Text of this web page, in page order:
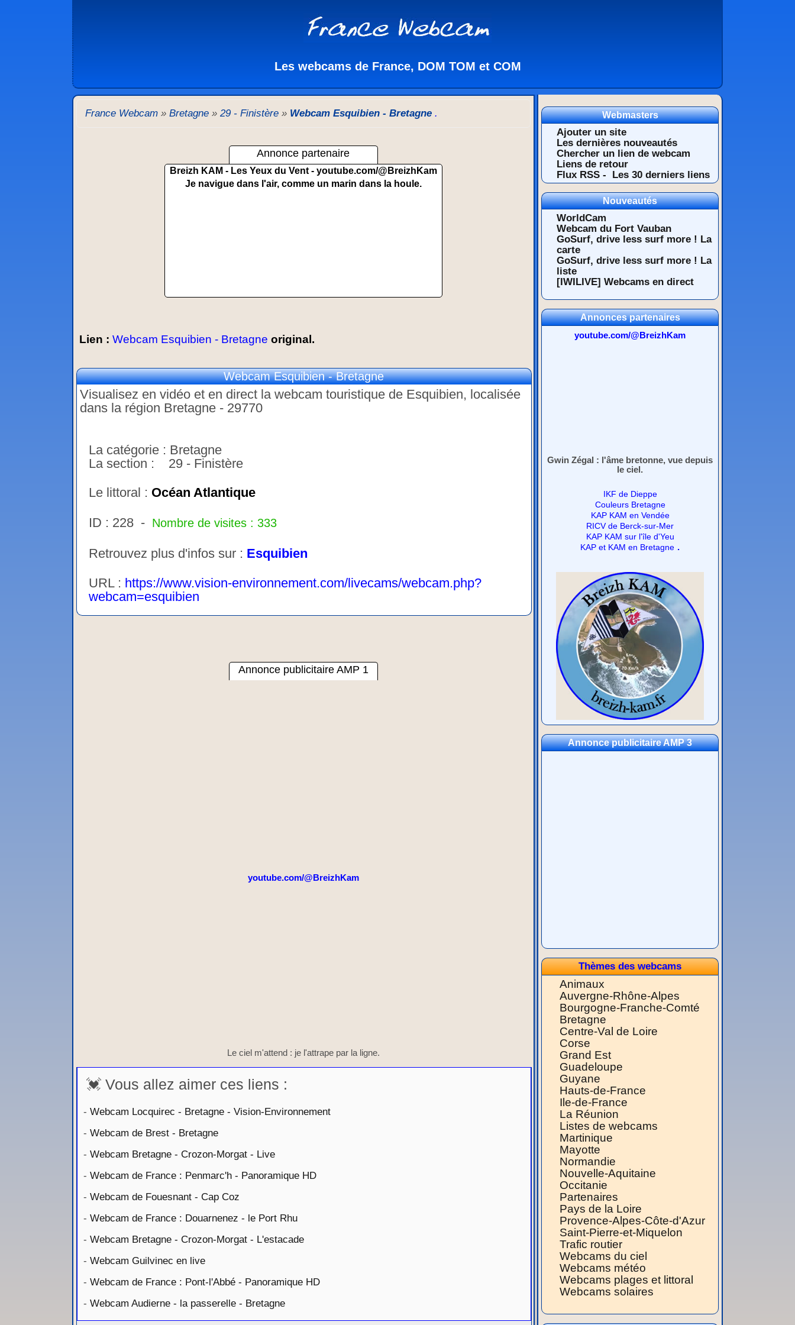
Les webcams de France, DOM TOM et COM
France Webcam » Bretagne » 29 - Finistère » Webcam Esquibien - Bretagne .
Annonce partenaire
Breizh KAM - Les Yeux du Vent - youtube.com/@BreizhKam
Je navigue dans l'air, comme un marin dans la houle.
Lien : Webcam Esquibien - Bretagne original.
Webcam Esquibien - Bretagne
Visualisez en vidéo et en direct la webcam touristique de Esquibien, localisée
dans la région Bretagne - 29770
La catégorie : Bretagne
La section : 29 - Finistère
Le littoral : Océan Atlantique
ID : 228 - Nombre de visites : 333
Retrouvez plus d'infos sur : Esquibien
URL : https://www.vision-environnement.com/livecams/webcam.php?
webcam=esquibien
Annonce publicitaire AMP 1
youtube.com/@BreizhKam
Le ciel m'attend : je l'attrape par la ligne.
💓 Vous allez aimer ces liens :
- Webcam Locquirec - Bretagne - Vision-Environnement
- Webcam de Brest - Bretagne
- Webcam Bretagne - Crozon-Morgat - Live
- Webcam de France : Penmarc'h - Panoramique HD
- Webcam de Fouesnant - Cap Coz
- Webcam de France : Douarnenez - le Port Rhu
- Webcam Bretagne - Crozon-Morgat - L'estacade
- Webcam Guilvinec en live
- Webcam de France : Pont-l'Abbé - Panoramique HD
- Webcam Audierne - la passerelle - Bretagne
Webmasters
Ajouter un site
Les dernières nouveautés
Chercher un lien de webcam
Liens de retour
Flux RSS -
Les 30 derniers liens
Nouveautés
WorldCam
Webcam du Fort Vauban
GoSurf, drive less surf more ! La
carte
GoSurf, drive less surf more ! La
liste
[IWILIVE] Webcams en direct
Annonces partenaires
youtube.com/@BreizhKam
Gwin Zégal : l'âme bretonne, vue depuis
le ciel.
IKF de Dieppe
Couleurs Bretagne
KAP KAM en Vendée
RICV de Berck-sur-Mer
KAP KAM sur l'île d'Yeu
KAP et KAM en Bretagne .
Annonce publicitaire AMP 3
Thèmes des webcams
Animaux
Auvergne-Rhône-Alpes
Bourgogne-Franche-Comté
Bretagne
Centre-Val de Loire
Corse
Grand Est
Guadeloupe
Guyane
Hauts-de-France
Ile-de-France
La Réunion
Listes de webcams
Martinique
Mayotte
Normandie
Nouvelle-Aquitaine
Occitanie
Partenaires
Pays de la Loire
Provence-Alpes-Côte-d'Azur
Saint-Pierre-et-Miquelon
Trafic routier
Webcams du ciel
Webcams météo
Webcams plages et littoral
Webcams solaires